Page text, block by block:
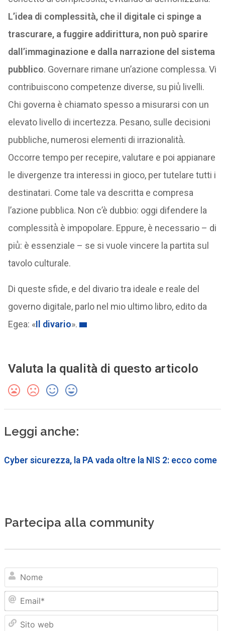
L’idea di complessità̀, che il digitale ci spinge a
trascurare, a fuggire addirittura, non può̀ sparire
dall’immaginazione e dalla narrazione del sistema
pubblico. Governare rimane un’azione complessa. Vi
contribuiscono competenze diverse, su più̀ livelli.
Chi governa è chiamato spesso a misurarsi con un
elevato livello di incertezza. Pesano, sulle decisioni
pubbliche, numerosi elementi di irrazionalità̀.
Occorre tempo per recepire, valutare e poi appianare
le divergenze tra interessi in gioco, per tutelare tutti i
destinatari. Come tale va descritta e compresa
l’azione pubblica. Non c’è dubbio: oggi difendere la
complessità̀ è impopolare. Eppure, è necessario – di
più̀: è essenziale – se si vuole vincere la partita sul
tavolo culturale.
Di queste sfide, e del divario tra ideale e reale del
governo digitale, parlo nel mio ultimo libro, edito da
Egea: «Il divario».
Valuta la qualità di questo articolo
Leggi anche:
Cyber sicurezza, la PA vada oltre la NIS 2: ecco come
Partecipa alla community